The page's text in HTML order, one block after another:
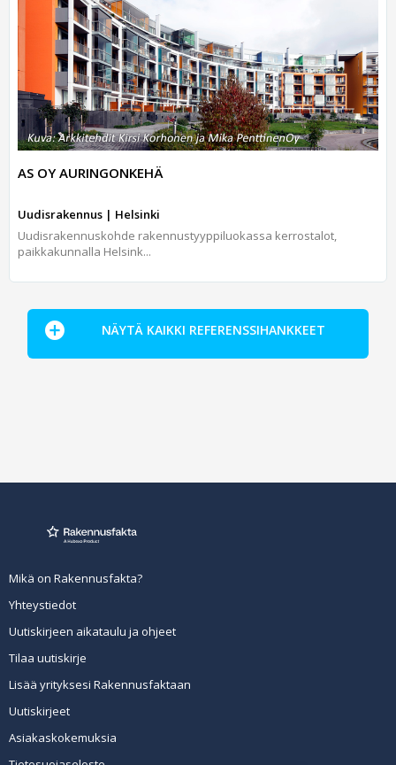
AS OY AURINGONKEHÄ
Uudisrakennus | Helsinki
Uudisrakennuskohde rakennustyyppiluokassa kerrostalot,
paikkakunnalla Helsink...
NÄYTÄ KAIKKI REFERENSSIHANKKEET
Mikä on Rakennusfakta?
Yhteystiedot
Uutiskirjeen aikataulu ja ohjeet
Tilaa uutiskirje
Lisää yrityksesi Rakennusfaktaan
Uutiskirjeet
Asiakaskokemuksia